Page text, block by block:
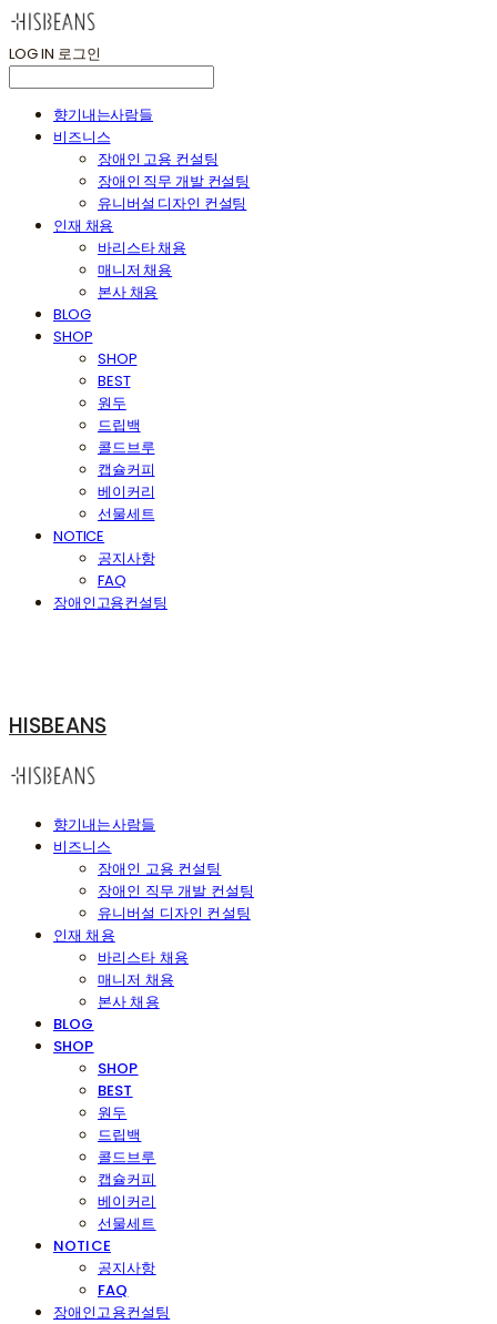
LOG IN 로그인
향기내는사람들
비즈니스
장애인 고용 컨설팅
장애인 직무 개발 컨설팅
유니버설 디자인 컨설팅
인재 채용
바리스타 채용
매니저 채용
본사 채용
BLOG
SHOP
SHOP
BEST
원두
드립백
콜드브루
캡슐커피
베이커리
선물세트
NOTICE
공지사항
FAQ
장애인고용컨설팅
HISBEANS
향기내는사람들
비즈니스
장애인 고용 컨설팅
장애인 직무 개발 컨설팅
유니버설 디자인 컨설팅
인재 채용
바리스타 채용
매니저 채용
본사 채용
BLOG
SHOP
SHOP
BEST
원두
드립백
콜드브루
캡슐커피
베이커리
선물세트
NOTICE
공지사항
FAQ
장애인고용컨설팅